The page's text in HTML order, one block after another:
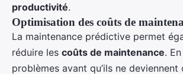
productivité.
Optimisation des coûts de
La maintenance prédictive permet
réduire les coûts de maintenance.
problèmes avant qu’ils ne